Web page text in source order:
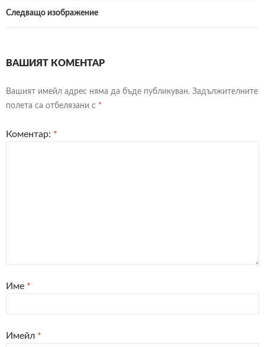
Следващо изображение
ВАШИЯТ КОМЕНТАР
Вашият имейл адрес няма да бъде публикуван. Задължителните
полета са отбелязани с *
Коментар: *
Име *
Имейл *